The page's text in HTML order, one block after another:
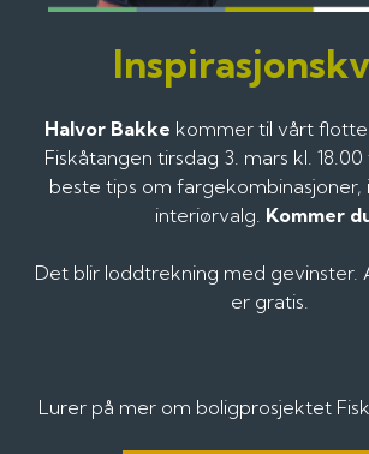
Halvor Bakke kommer til vårt
Fiskåtangen tirsdag 3. mars kl.
beste tips om fargekombinasjoner,
interiørvalg. Kommer
Det blir loddtrekning med gevinster.
er gratis.
Lurer på mer om boligprosjektet